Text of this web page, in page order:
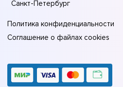
Санкт-Петербург
Политика конфиденциальности
Соглашение о файлах cookies